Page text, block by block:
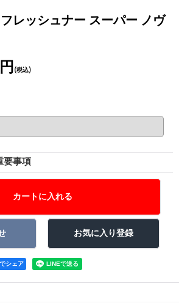
フレッシュナー スーパー ノヴ
(税込)
要事項
でシェア